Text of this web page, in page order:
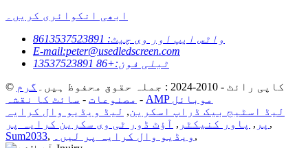
ابھی انکوائری کریں۔
واٹس ایپ اور وی چیٹ: 8613537523891
E-mail:peter@usedledscreen.com
ٹیلی فون:+86 13537523891
© کاپی رائٹ - 2010-2024 : جملہ حقوق محفوظ ہیں۔
گرم
مصنوعات - سائٹ کا نقشہ -
AMP موبائل
لیڈ اسٹیج بیک ڈراپ اسکرین, لیڈ ویڈیو وال کرایہ
پر , پاور کنیکٹر , آؤٹ ڈور ٹی وی سکرین کرایہ پر
,
Sum2033, ویڈیو وال کرایہ پر لیں۔ ,